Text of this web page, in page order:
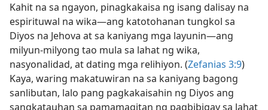
Kahit na sa ngayon, pinagkakaisa ng isang dalisay na
espirituwal na wika​—ang katotohanan tungkol sa
Diyos na Jehova at sa kaniyang mga layunin​—ang
milyun-milyong tao mula sa lahat ng wika,
nasyonalidad, at dating mga relihiyon. (Zefanias 3:9)
Kaya, waring makatuwiran na sa kaniyang bagong
sanlibutan, lalo pang pagkakaisahin ng Diyos ang
sangkatauhan sa pamamagitan ng pagbibigay sa lahat